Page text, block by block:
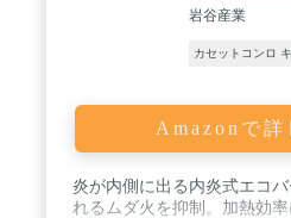
岩谷産業
カセットコンロ
Amazonで詳
炎が内側に出る内炎式エコ
れるムダ火を抑制。加熱効